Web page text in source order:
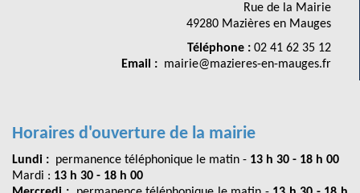
Rue de la Mairie
49280 Mazières en Mauges
Téléphone : 02 41 62 35 12
Email : mairie@mazieres-en-mauges.fr
Horaires d'ouverture de la mairie
Lundi : permanence téléphonique le matin - 13 h 30 - 18 h 00
Mardi : 13 h 30 - 18 h 00